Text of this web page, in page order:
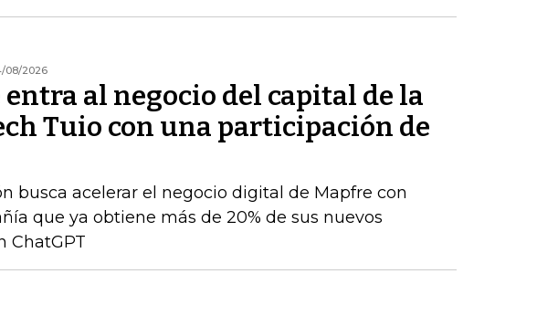
08/2026
al negocio del capital de la
Tuio con una participación de
busca acelerar el negocio digital de Mapfre con
que ya obtiene más de 20% de sus nuevos
ChatGPT